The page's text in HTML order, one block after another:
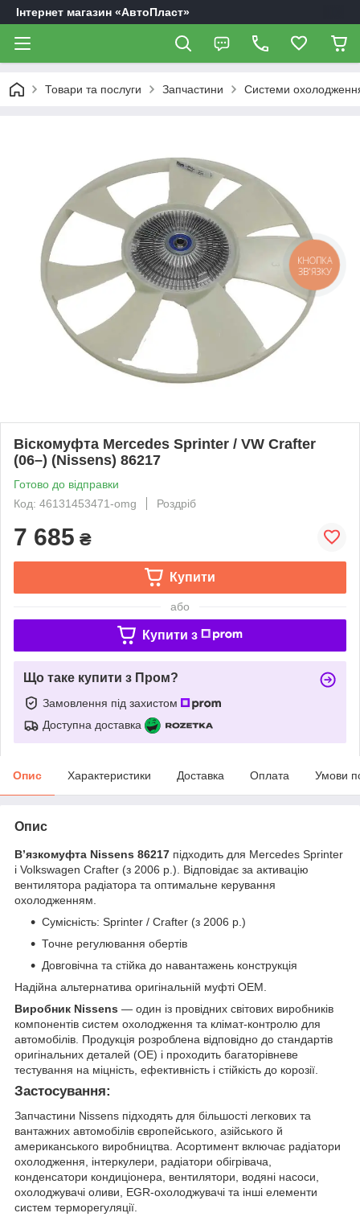
Інтернет магазин «АвтоПласт»
Товари та послуги Запчастини Системи
Віскомуфта Mercedes Sprinter / VW Crafter
(06–) (Nissens) 86217
Готово до відправки
Код: 46131453471-omg
Роздріб
7 685 ₴
Купити
або
Купити з
Що таке купити з Пром?
Замовлення під захистом
Доступна доставка
Опис Характеристики Доставка Оплата Умови
Опис
В’язкомуфта Nissens 86217 підходить для Mercedes Sprinter
і Volkswagen Crafter (з 2006 р.). Відповідає за активацію
вентилятора радіатора та оптимальне керування
охолодженням.
Сумісність: Sprinter / Crafter (з 2006 р.)
Точне регулювання обертів
Довговічна та стійка до навантажень конструкція
Надійна альтернатива оригінальній муфті OEM.
Виробник Nissens — один із провідних світових виробників
компонентів систем охолодження та клімат-контролю для
автомобілів. Продукція розроблена відповідно до стандартів
оригінальних деталей (OE) і проходить багаторівневе
тестування на міцність, ефективність і стійкість до корозії.
Застосування:
Запчастини Nissens підходять для більшості легкових та
вантажних автомобілів європейського, азійського й
американського виробництва. Асортимент включає радіатори
охолодження, інтеркулери, радіатори обігрівача,
конденсатори кондиціонера, вентилятори, водяні насоси,
охолоджувачі оливи, EGR-охолоджувачі та інші елементи
систем терморегуляції.
КНОПКА
ЗВ'ЯЗКУ